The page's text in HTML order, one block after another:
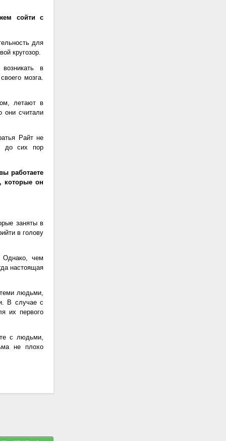
сойти с
для
кругозор.
в
мозга.
летают в
они считали
Райт не
до сих пор
работаете
которые он
заняты в
в голову
Однако, чем
настоящая
людьми,
В случае с
их первого
с людьми,
не плохо